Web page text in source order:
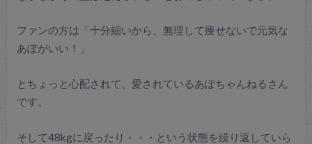
ファンの方は「十分細いから、無理して痩せないで元気な
あぽがいい！」
とちょっと心配されて、愛されているあぽちゃんねるさん
です。
そして48kgに戻ったり・・・という状態を繰り返していら